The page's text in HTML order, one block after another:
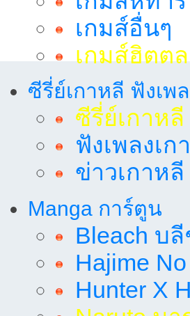
เกมส์อื่นๆ
เกมส์ฮิตต
ซีรี่ย์เกาหลี ฟังเพ
ซีรี่ย์เกาหลี
ฟังเพลงเก
ข่าวเกาหลี
Manga การ์ตูน
Bleach บ
Hajime
Hunter X